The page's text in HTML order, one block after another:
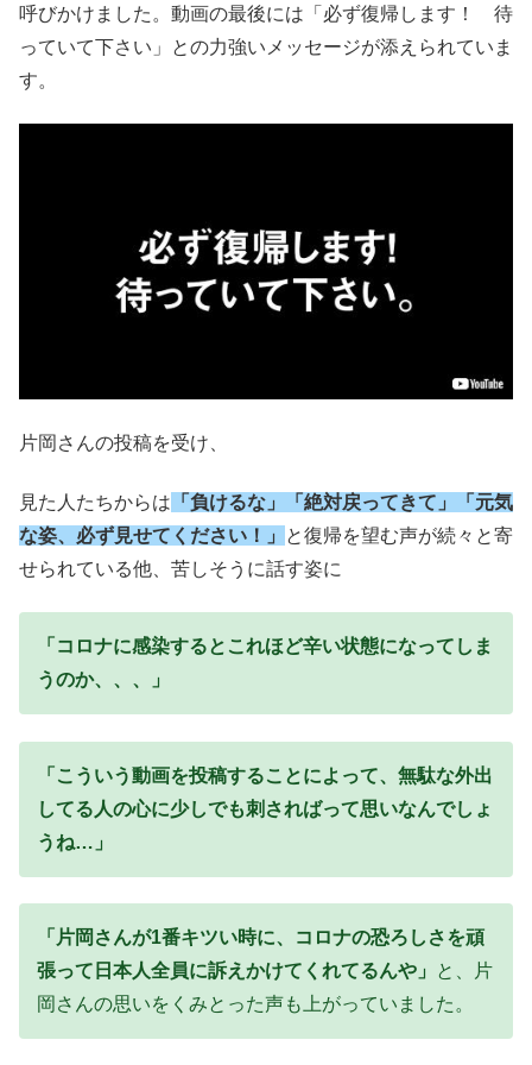
呼びかけました。動画の最後には「必ず復帰します！ 待
っていて下さい」との力強いメッセージが添えられていま
す。
片岡さんの投稿を受け、
見た人たちからは 「負けるな」「絶対戻ってきて」「元気
な姿、必ず見せてください！」
と復帰を望む声が続々と寄
せられている他、苦しそうに話す姿に
「コロナに感染するとこれほど辛い状態になってしま
うのか、、、」
「こういう動画を投稿することによって、無駄な外出
してる人の心に少しでも刺さればって思いなんでしょ
うね…」
「片岡さんが1番キツい時に、コロナの恐ろしさを頑
張って日本人全員に訴えかけてくれてるんや」
と、片
岡さんの思いをくみとった声も上がっていました。